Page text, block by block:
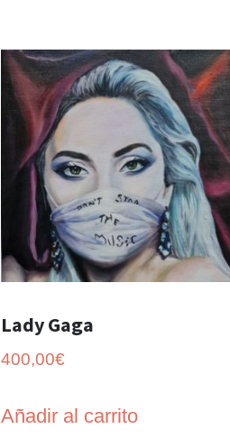
Lady Gaga
400,00€
Añadir al carrito